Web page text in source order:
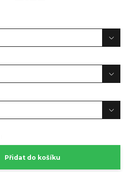
Přidat do košíku